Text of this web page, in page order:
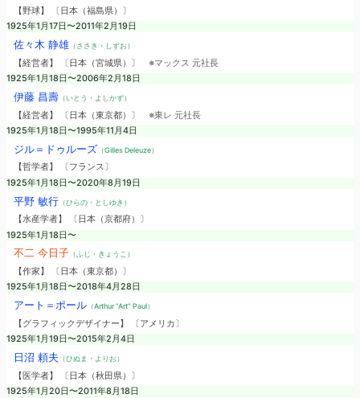
【野球】 〔日本（福島県）〕
1925年1月17日〜2011年2月19日
佐々木 静雄（ささき・しずお）
【経営者】 〔日本（宮城県）〕 ※マックス 元社長
1925年1月18日〜2006年2月18日
伊藤 昌壽（いとう・よしかず）
【経営者】 〔日本（東京都）〕 ※東レ 元社長
1925年1月18日〜1995年11月4日
ジル＝ドゥルーズ （Gilles Deleuze）
【哲学者】 〔フランス〕
1925年1月18日〜2020年8月19日
平野 敏行（ひらの・としゆき）
【水産学者】 〔日本（京都府）〕
1925年1月18日〜
不二 今日子（ふじ・きょうこ）
【作家】 〔日本（東京都）〕
1925年1月18日〜2018年4月28日
アート＝ポール（Arthur “Art” Paul）
【グラフィックデザイナー】 〔アメリカ〕
1925年1月19日〜2015年2月4日
日沼 頼夫 （ひぬま・よりお）
【医学者】 〔日本（秋田県）〕
1925年1月20日〜2011年8月18日